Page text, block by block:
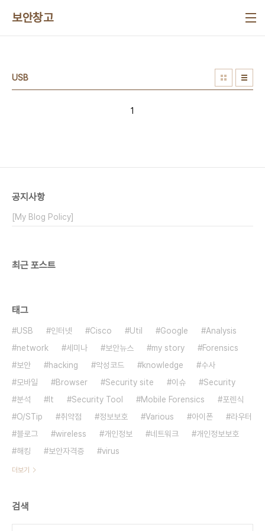
보안창고
USB
1
공지사항
[My Blog Policy]
최근 포스트
태그
USB 인터넷 Cisco Util Google
Analysis
network
세미나 보안뉴스 my story
Forensics
보안
hacking 악성코드 knowledge
수사
모바일
Browser Security site 이슈
Security
분석
It Security Tool Mobile Forensics
포렌식
O/STip
취약점 정보보호 Various 아이폰
라우터
블로그
wireless 개인정보 네트워크
개인정보보호
해킹
보안자격증 virus
더보기
검색